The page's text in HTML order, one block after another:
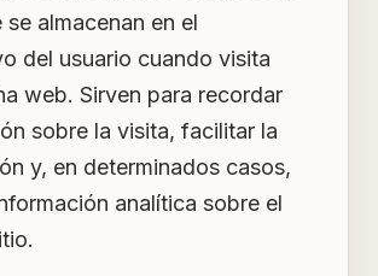
almacenan en el
del usuario cuando visita
web. Sirven para recordar
sobre la visita, facilitar la
y, en determinados casos,
analítica sobre el